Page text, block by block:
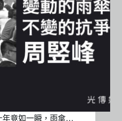
年竟如一瞬，雨傘…